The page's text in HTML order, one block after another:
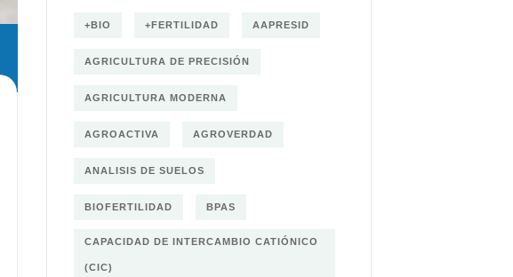
+BIO +FERTILIDAD AAPRESID
AGRICULTURA DE PRECISIÓN
AGRICULTURA MODERNA
AGROACTIVA AGROVERDAD
ANALISIS DE SUELOS
BIOFERTILIDAD BPAS
CAPACIDAD DE INTERCAMBIO CATIÓNICO
(CIC)